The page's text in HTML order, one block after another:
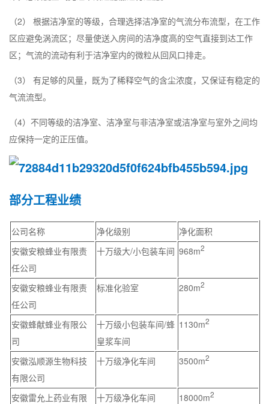
（2） 根据洁净室的等级，合理选择洁净室的气流分布流型，在工作
区应避免涡流区；尽量使送入房间的洁净度高的空气直接到达工作
区；气流的流动有利于洁净室内的微粒从回风口排走。
（3） 有足够的风量，既为了稀释空气的含尘浓度，又保证有稳定的
气流流型。
（4）不同等级的洁净室、洁净室与非洁净室或洁净室与室外之间均
应保持一定的正压值。
部分工程业绩
公司名称 净化级别
净化面积
安徽安粮蜂业有限责
任公司
十万级大/小包装车间 968m2
安徽安粮蜂业有限责
任公司
标准化验室 280m2
安徽蜂献蜂业有限公
司
十万级小包装车间/蜂
皇浆车间
1130m2
安徽泓顺源生物科技
有限公司
十万级净化车间 3500m2
安徽雷允上药业有限
十万级净化车间 18000m2